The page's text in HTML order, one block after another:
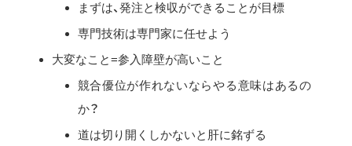
まずは、発注と検収ができることが目標
専門技術は専門家に任せよう
大変なこと=参入障壁が高いこと
競合優位が作れないならやる意味はあるの
か？
道は切り開くしかないと肝に銘ずる